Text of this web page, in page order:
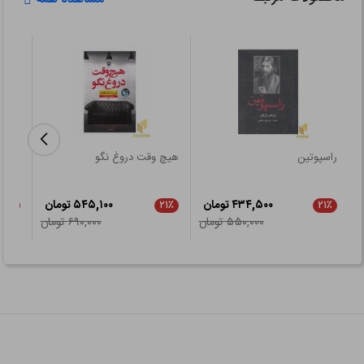
راسپوتین
۲۱٪
۴۳۴,۵۰۰ تومان
۵۵۰,۰۰۰ تومان
هیچ وقت دروغ نگو
۲۱٪
۵۴۵,۱۰۰ تومان
۶۹۰,۰۰۰ تومان